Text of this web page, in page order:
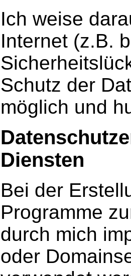
Ich weise
Internet (z.B.
Schutz der
möglich und
Diensten
Bei der
Programme
durch mich
oder